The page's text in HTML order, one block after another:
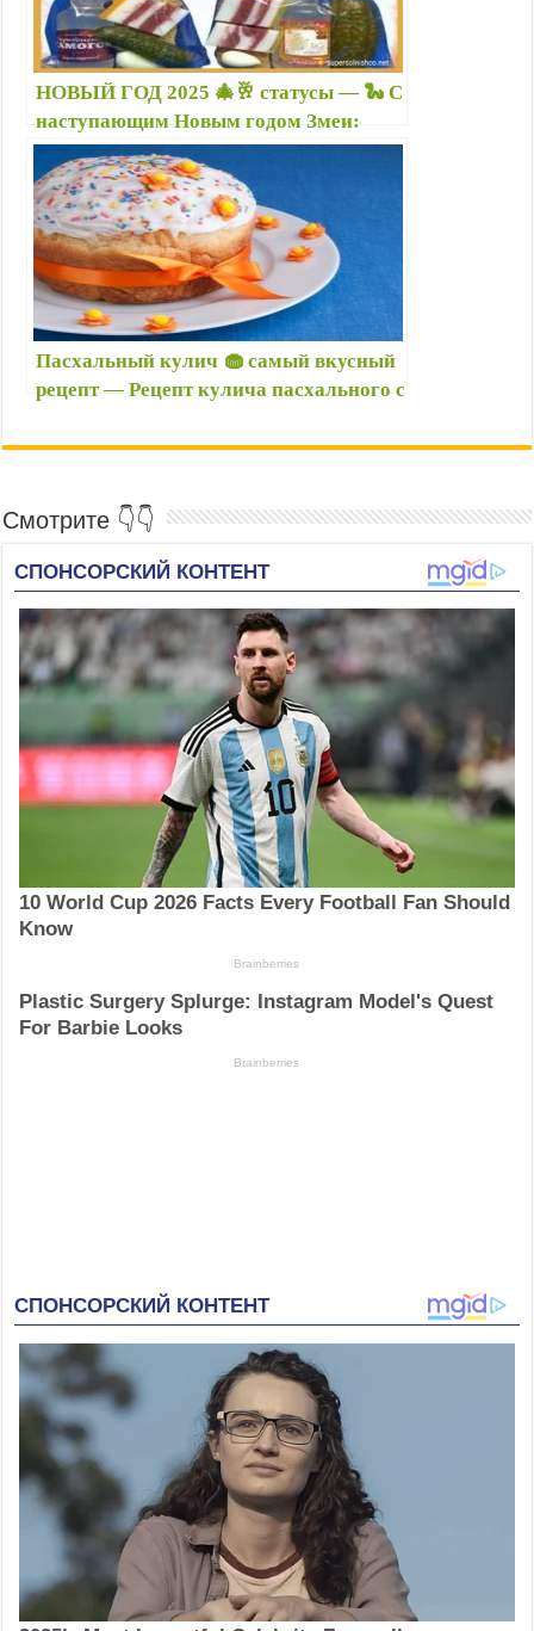
НОВЫЙ ГОД 2025 🎄🥂 статусы — 🐍 С
наступающим Новым годом Змеи:
лучшие новогодние поздравления и
прикольные картинки с надписями
Пасхальный кулич 🧁 самый вкусный
рецепт — Рецепт кулича пасхального с
рецепты
Смотрите 👇👇